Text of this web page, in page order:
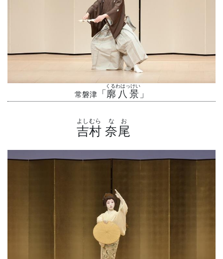
常磐津「廓八景
くるわはっけい
」
吉村
よしむら
奈尾
なお